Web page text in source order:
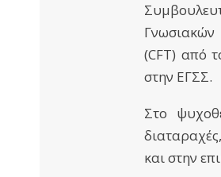
Γνωσιακών
(CFT) από
στην ΕΓΣΣ.
Στο
και στην